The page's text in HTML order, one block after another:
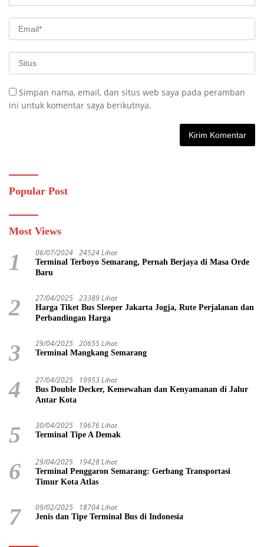
Simpan nama, email, dan situs web saya pada peramban
ini untuk komentar saya berikutnya.
Popular Post
Most Views
1 06/07/2024 24524 Lihat
Terminal Terboyo Semarang, Pernah Berjaya di Masa Orde
Baru
2 27/04/2025 23389 Lihat
Harga Tiket Bus Sleeper Jakarta Jogja, Rute Perjalanan dan
Perbandingan Harga
3 29/04/2025 20655 Lihat
Terminal Mangkang Semarang
4 27/04/2025 19953 Lihat
Bus Double Decker, Kemewahan dan Kenyamanan di Jalur
Antar Kota
5 30/04/2025 19676 Lihat
Terminal Tipe A Demak
6 29/04/2025 19428 Lihat
Terminal Penggaron Semarang: Gerbang Transportasi
Timur Kota Atlas
7 09/02/2025 18704 Lihat
Jenis dan Tipe Terminal Bus di Indonesia